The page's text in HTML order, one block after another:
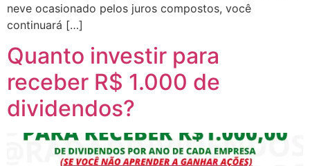
neve ocasionado pelos juros compostos, você
continuará […]
Quanto investir para
receber R$ 1.000 de
dividendos?